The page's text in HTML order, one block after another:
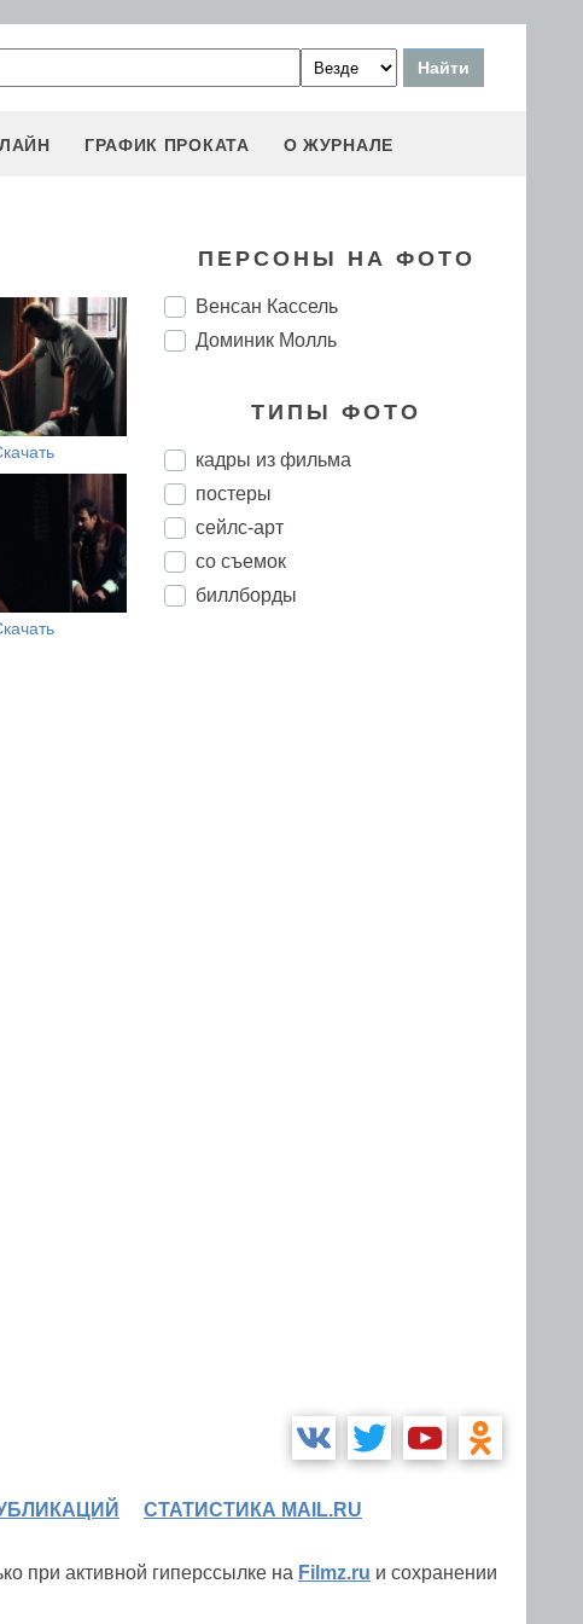
ГРАФИК ПРОКАТА О ЖУРНАЛЕ
ПЕРСОНЫ НА ФОТО
Венсан Кассель
Доминик Молль
ТИПЫ ФОТО
кадры из фильма
постеры
сейлс-арт
со съемок
биллборды
СТАТИСТИКА MAIL.RU
при активной гиперссылке на Filmz.ru и сохранении